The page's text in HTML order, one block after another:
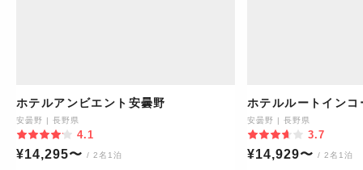
ホテルアンビエント安曇野
安曇野 長野県
4.1
¥14,295〜 / 2名1泊
ホテルルートイン
南
安曇野 長野県
3.7
¥14,929〜 / 2名1泊